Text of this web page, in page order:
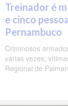
Treinador é
e cinco
Pernambuco
Criminosos
várias vezes;
Regional de